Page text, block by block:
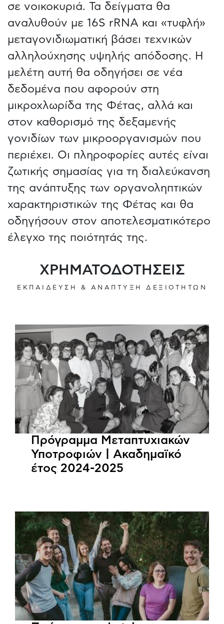
σε νοικοκυριά. Τα δείγματα θα
αναλυθούν με 16S rRNA και «τυφλή»
μεταγονιδιωματική βάσει τεχνικών
αλληλούχησης υψηλής απόδοσης. Η
μελέτη αυτή θα οδηγήσει σε νέα
δεδομένα που αφορούν στη
μικροχλωρίδα της Φέτας, αλλά και
στον καθορισμό της δεξαμενής
γονιδίων των μικροοργανισμών που
περιέχει. Οι πληροφορίες αυτές είναι
ζωτικής σημασίας για τη διαλεύκανση
της ανάπτυξης των οργανοληπτικών
χαρακτηριστικών της Φέτας και θα
οδηγήσουν στον αποτελεσματικότερο
έλεγχο της ποιότητάς της.
ΧΡΗΜΑΤΟΔΟΤΗΣΕΙΣ
ΕΚΠΑΙΔΕΥΣΗ & ΑΝΑΠΤΥΞΗ ΔΕΞΙΟΤΗΤΩΝ
Πρόγραμμα Μεταπτυχιακών
Υποτροφιών | Ακαδημαϊκό
έτος 2024-2025